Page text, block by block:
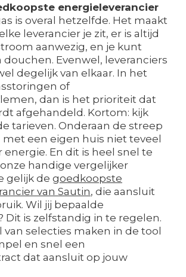
energieleverancier
is overal hetzelfde. Het maakt
leverancier je zit, er is altijd
aanwezig, en je kunt
Evenwel, leveranciers
degelijk van elkaar. In het
of
dan is het prioriteit dat
afgehandeld. Kortom: kijk
tarieven. Onderaan de streep
een eigen huis niet teveel
energie. En dit is heel snel te
handige vergelijker
gelijk de goedkoopste
van Sautin, die aansluit
Wil jij bepaalde
Dit is zelfstandig in te regelen.
van selecties maken in de tool
en snel een
dat aansluit op jouw